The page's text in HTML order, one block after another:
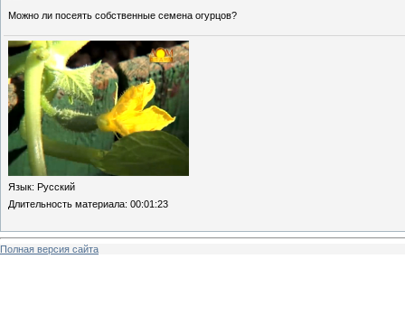
Можно ли посеять собственные семена огурцов?
Язык: Русский
Длительность материала: 00:01:23
Полная версия сайта